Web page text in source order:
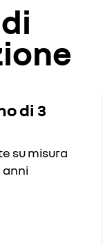
di 3
su misura
anni